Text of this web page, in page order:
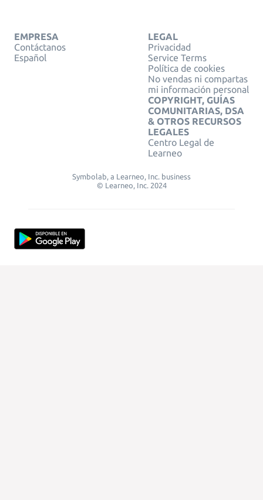
EMPRESA
Contáctanos
Español
LEGAL
Privacidad
Service Terms
Política de cookies
No vendas ni compartas
mi información personal
COPYRIGHT, GUÍAS
COMUNITARIAS, DSA
& OTROS RECURSOS
LEGALES
Centro Legal de
Learneo
Symbolab, a Learneo, Inc. business
© Learneo, Inc. 2024